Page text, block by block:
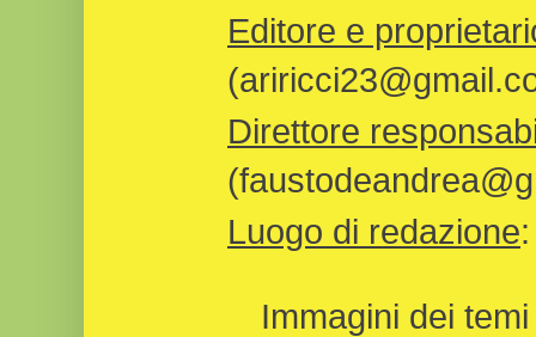
Editore e
Direttore
Luogo di redazione
Immagini dei